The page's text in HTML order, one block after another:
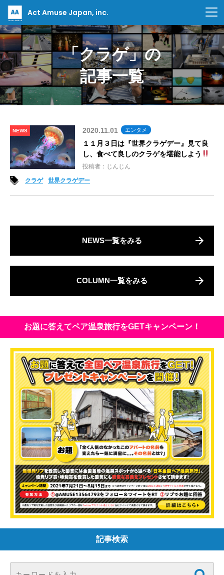
Act Amuse Japan, inc.
「クラゲ」の
記事一覧
NEWS 2020.11.01 エンタメ
１１月３日は『世界クラゲデー』見て良
し、食べて良しのクラゲを堪能しよう
投稿者：じんじん
クラゲ
世界クラゲデー
NEWS一覧をみる
COLUMN一覧をみる
お題に答えてペア温泉旅行をGETキャンペーン！
記事検索